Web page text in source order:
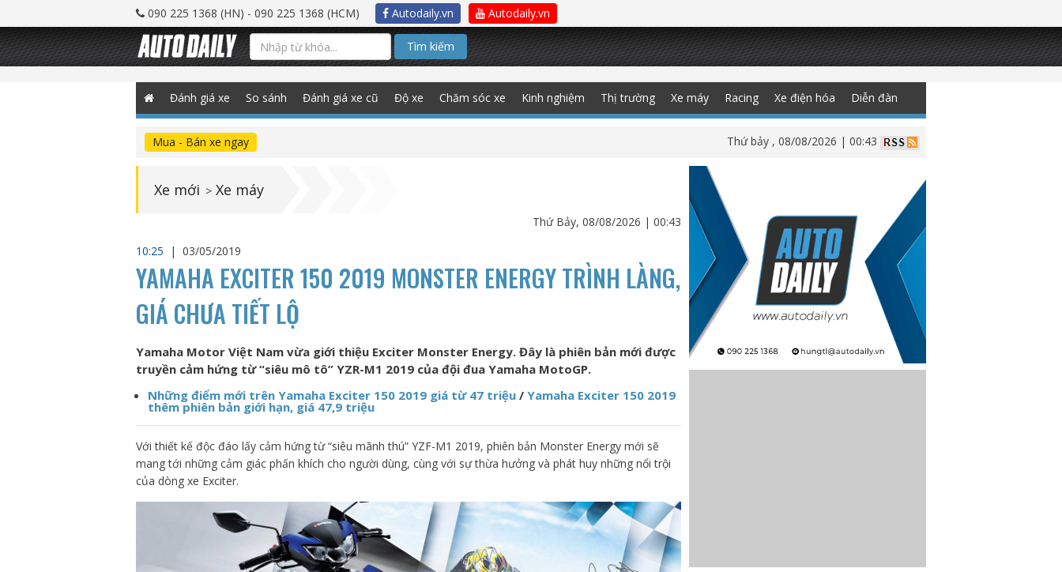
090 225 1368 (HN) - 090 225 1368 (HCM) Autodaily.vn Autodaily.vn
Tìm kiếm
Đánh giá xe So sánh Đánh giá xe cũ Độ xe Chăm sóc xe Kinh nghiệm Thị trường Xe máy Racing Xe điện hóa Diễn đàn
Mua - Bán xe ngay Thứ bảy , 08/08/2026 | 00:43
Xe mới > Xe máy
Thứ Bảy, 08/08/2026 | 00:43
10:25
| 03/05/2019
YAMAHA EXCITER 150 2019 MONSTER ENERGY TRÌNH LÀNG,
GIÁ CHƯA TIẾT LỘ
Yamaha Motor Việt Nam vừa giới thiệu Exciter Monster Energy. Đây là phiên bản mới được
truyền cảm hứng từ “siêu mô tô” YZR-M1 2019 của đội đua Yamaha MotoGP.
Những điểm mới trên Yamaha Exciter 150 2019 giá từ 47 triệu / Yamaha Exciter 150 2019
thêm phiên bản giới hạn, giá 47,9 triệu
Với thiết kế độc đáo lấy cảm hứng từ “siêu mãnh thú” YZF-M1 2019, phiên bản Monster Energy mới sẽ
mang tới những cảm giác phấn khích cho người dùng, cùng với sự thừa hưởng và phát huy những nổi trội
của dòng xe Exciter.